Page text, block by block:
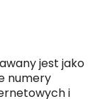
jest jako
numery
i